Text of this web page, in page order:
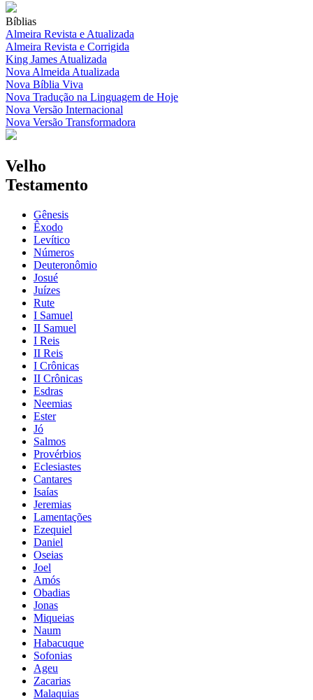
Bíblias
Almeira Revista e Atualizada
Almeira Revista e Corrigida
King James Atualizada
Nova Almeida Atualizada
Nova Bíblia Viva
Nova Tradução na Linguagem de Hoje
Nova Versão Internacional
Nova Versão Transformadora
Velho
Testamento
Gênesis
Êxodo
Levítico
Números
Deuteronômio
Josué
Juízes
Rute
I Samuel
II Samuel
I Reis
II Reis
I Crônicas
II Crônicas
Esdras
Neemias
Ester
Jó
Salmos
Provérbios
Eclesiastes
Cantares
Isaías
Jeremias
Lamentações
Ezequiel
Daniel
Oseias
Joel
Amós
Obadias
Jonas
Miqueias
Naum
Habacuque
Sofonias
Ageu
Zacarias
Malaquias